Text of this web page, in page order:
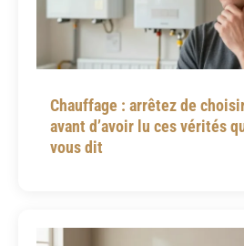
Chauffage : arrêtez de
avant d’avoir lu ces vérités
vous dit